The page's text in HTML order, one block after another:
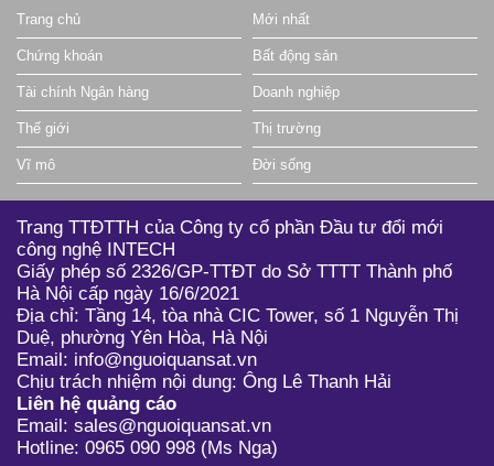
HFC 0.00 (0.00%)
HTC 0.00 (0.00%)
ILA
ILB 19.70 0.00 (0.00%) 23,700
IST 33.20 0.30 (0.90%) 2,600
MWG 71.00 0.20 (0.28%) 3,701,600
PEQ 42.10 0.00 (0.00%)
PNC 27.85 0.00 (0.00%) 0
PNG 41.00
PTH 12.00 0.00 (0.00%)
SAS 32.80 0.20 (0.61%)
Trang chủ Mới nhất
Chứng khoán Bất động sản
Tài chính Ngân hàng Doanh nghiệp
Thế giới Thị trường
Vĩ mô Đời sống
Trang TTĐTTH của Công ty cổ phần Đầu tư đổi mới
công nghệ INTECH
Giấy phép số 2326/GP-TTĐT do Sở TTTT Thành phố
Hà Nội cấp ngày 16/6/2021
Địa chỉ: Tầng 14, tòa nhà CIC Tower, số 1 Nguyễn Thị
Duệ, phường Yên Hòa, Hà Nội
Email: info@nguoiquansat.vn
Chịu trách nhiệm nội dung: Ông Lê Thanh Hải
Liên hệ quảng cáo
Email: sales@nguoiquansat.vn
Hotline: 0965 090 998 (Ms Nga)